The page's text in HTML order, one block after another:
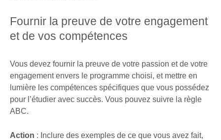
Fournir la preuve de votre engagement
et de vos compétences
Vous devez fournir la preuve de votre passion et de votre
engagement envers le programme choisi, et mettre en
lumière les compétences spécifiques que vous possédez
pour l’étudier avec succès. Vous pouvez suivre la règle
ABC.
Action : Inclure des exemples de ce que vous avez fait,